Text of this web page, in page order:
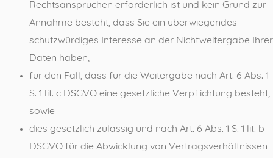
Rechtsansprüchen erforderlich ist und kein Grund zur
Annahme besteht, dass Sie ein überwiegendes
schutzwürdiges Interesse an der Nichtweitergabe Ihrer
Daten haben,
für den Fall, dass für die Weitergabe nach Art. 6 Abs. 1
S. 1 lit. c DSGVO eine gesetzliche Verpflichtung besteht,
sowie
dies gesetzlich zulässig und nach Art. 6 Abs. 1 S. 1 lit. b
DSGVO für die Abwicklung von Vertragsverhältnissen